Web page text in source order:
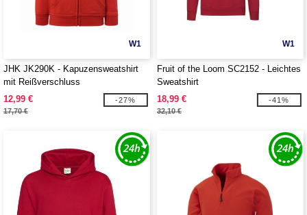
W1
JHK JK290K - Kapuzensweatshirt
mit Reißverschluss
12,99 €
17,70 €
-27%
W1
Fruit of the Loom SC2152 - Leichtes
Sweatshirt
18,99 €
32,10 €
-41%